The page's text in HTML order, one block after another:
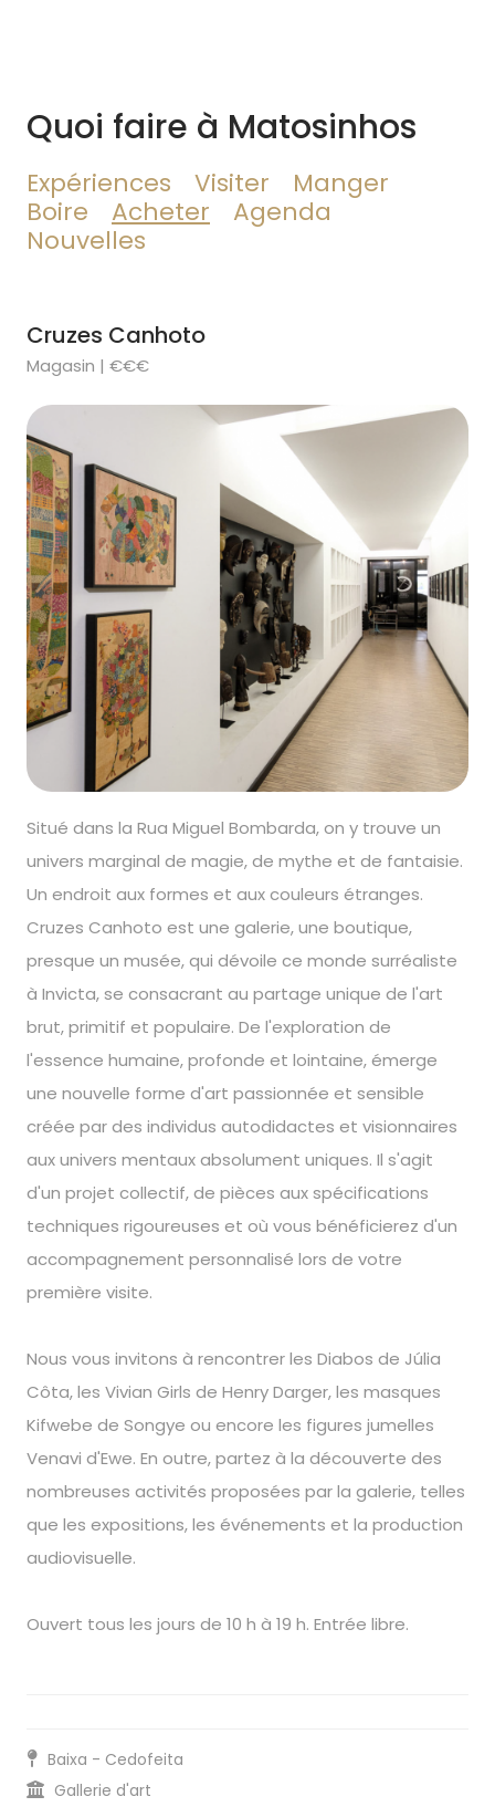
Quoi faire à Matosinhos
Expériences Visiter
Manger
Boire
Acheter
Agenda
Nouvelles
Cruzes Canhoto
Magasin | €€€
Situé dans la Rua Miguel Bombarda, on y trouve un
univers marginal de magie, de mythe et de fantaisie.
Un endroit aux formes et aux couleurs étranges.
Cruzes Canhoto est une galerie, une boutique,
presque un musée, qui dévoile ce monde surréaliste
à Invicta, se consacrant au partage unique de l'art
brut, primitif et populaire. De l'exploration de
l'essence humaine, profonde et lointaine, émerge
une nouvelle forme d'art passionnée et sensible
créée par des individus autodidactes et visionnaires
aux univers mentaux absolument uniques. Il s'agit
d'un projet collectif, de pièces aux spécifications
techniques rigoureuses et où vous bénéficierez d'un
accompagnement personnalisé lors de votre
première visite.
Nous vous invitons à rencontrer les Diabos de Júlia
Côta, les Vivian Girls de Henry Darger, les masques
Kifwebe de Songye ou encore les figures jumelles
Venavi d'Ewe. En outre, partez à la découverte des
nombreuses activités proposées par la galerie, telles
que les expositions, les événements et la production
audiovisuelle.
Ouvert tous les jours de 10 h à 19 h. Entrée libre.
Baixa - Cedofeita
Gallerie d'art